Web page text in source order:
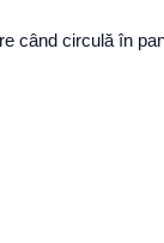
când circulă în